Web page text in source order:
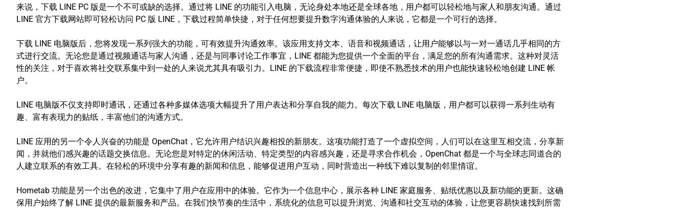
来说，下载 LINE PC 版是一个不可或缺的选择。通过将 LINE 的功能引入电脑，无论身处本地还是全球各地，用户都可以轻松地与家人和朋友沟通。通过
LINE 官方下载网站即可轻松访问 PC 版 LINE，下载过程简单快捷，对于任何想要提升数字沟通体验的人来说，它都是一个可行的选择。
下载 LINE 电脑版后，您将发现一系列强大的功能，可有效提升沟通效率。该应用支持文本、语音和视频通话，让用户能够以与一对一通话几乎相同的方
式进行交流。无论您是通过视频通话与家人沟通，还是与同事讨论工作事宜，LINE 都能为您提供一个全面的平台，满足您的所有沟通需求。这种对灵活
性的关注，对于喜欢将社交联系集中到一处的人来说尤其具有吸引力。LINE 的下载流程非常便捷，即使不熟悉技术的用户也能快速轻松地创建 LINE 帐
户。
LINE 电脑版不仅支持即时通讯，还通过各种多媒体选项大幅提升了用户表达和分享自我的能力。每次下载 LINE 电脑版，用户都可以获得一系列生动有
趣、富有表现力的贴纸，丰富他们的沟通方式。
LINE 应用的另一个令人兴奋的功能是 OpenChat，它允许用户结识兴趣相投的新朋友。这项功能打造了一个虚拟空间，人们可以在这里互相交流，分享新
闻，并就他们感兴趣的话题交换信息。无论您是对特定的休闲活动、特定类型的内容感兴趣，还是寻求合作机会，OpenChat 都是一个与全球志同道合的
人建立联系的有效工具。在轻松的环境中分享有趣的新闻和信息，能够促进用户互动，同时营造出一种线下难以复制的邻里情谊。
Hometab 功能是另一个出色的改进，它集中了用户在应用中的体验。它作为一个信息中心，展示各种 LINE 家庭服务、贴纸优惠以及新功能的更新。这确
保用户始终了解 LINE 提供的最新服务和产品。在我们快节奏的生活中，系统化的信息可以提升浏览、沟通和社交互动的体验，让您更容易快速找到所需